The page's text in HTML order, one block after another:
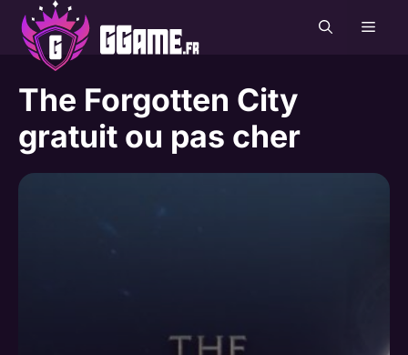
Aller
contenu
The Forgotten City
gratuit ou pas cher